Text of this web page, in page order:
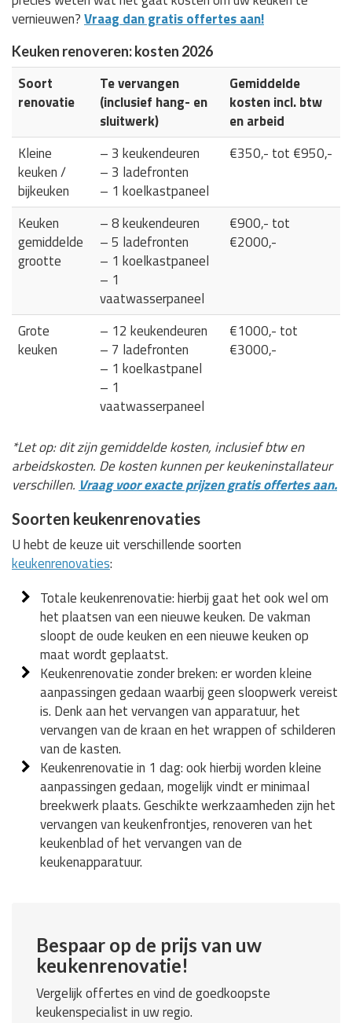
vernieuwen?Vraag dan gratis offertes aan!
Keuken renoveren: kosten 2026
Soort
renovatie
Te vervangen
(inclusief hang- en
sluitwerk)
Gemiddelde
kosten incl. btw
en arbeid
Kleine
keuken /
bijkeuken
– 3 keukendeuren
– 3 ladefronten
– 1 koelkastpaneel
€350,- tot €950,-
Keuken
gemiddelde
grootte
– 8 keukendeuren
– 5 ladefronten
– 1 koelkastpaneel
– 1
vaatwasserpaneel
€900,- tot
€2000,-
Grote
keuken
– 12 keukendeuren
– 7 ladefronten
– 1 koelkastpanel
– 1
vaatwasserpaneel
€1000,- tot
€3000,-
*Let op: dit zijn gemiddelde kosten, inclusief btw en
arbeidskosten. De kosten kunnen per keukeninstallateur
verschillen. Vraag voor exacte prijzen gratis offertes aan.
Soorten keukenrenovaties
U hebt de keuze uit verschillende soorten
keukenrenovaties:
Totale keukenrenovatie: hierbij gaat het ook wel om
het plaatsen van een nieuwe keuken. De vakman
sloopt de oude keuken en een nieuwe keuken op
maat wordt geplaatst.
Keukenrenovatie zonder breken: er worden kleine
aanpassingen gedaan waarbij geen sloopwerk vereist
is. Denk aan het vervangen van apparatuur, het
vervangen van de kraan en het wrappen of schilderen
van de kasten.
Keukenrenovatie in 1 dag: ook hierbij worden kleine
aanpassingen gedaan, mogelijk vindt er minimaal
breekwerk plaats. Geschikte werkzaamheden zijn het
vervangen van keukenfrontjes, renoveren van het
keukenblad of het vervangen van de
keukenapparatuur.
Bespaar op de prijs van uw
keukenrenovatie!
Vergelijk offertes en vind de goedkoopste
keukenspecialist in uw regio.